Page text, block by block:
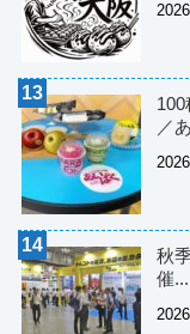
／
秋
催...